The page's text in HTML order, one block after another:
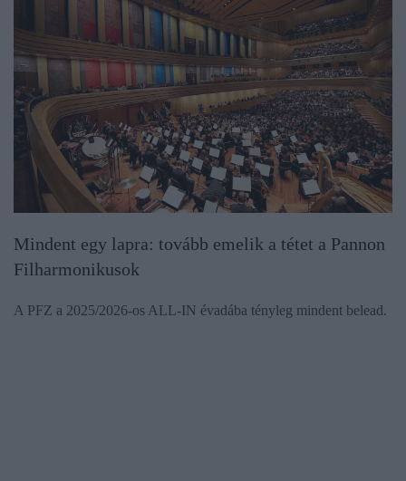
Mindent egy lapra: tovább emelik a tétet a Pannon
Filharmonikusok
A PFZ a 2025/2026-os ALL-IN évadába tényleg mindent belead.